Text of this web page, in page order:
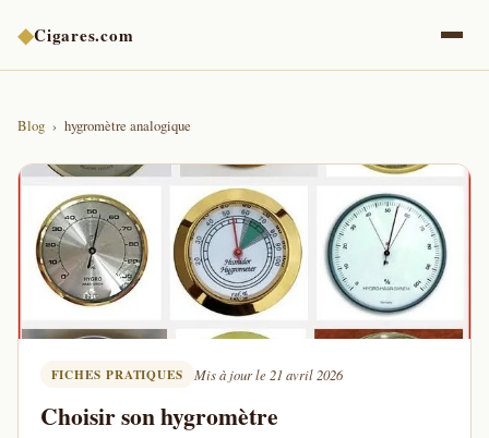
◆Cigares.com
Blog hygromètre analogique
FICHES PRATIQUES Mis à jour le 21 avril 2026
Choisir son hygromètre